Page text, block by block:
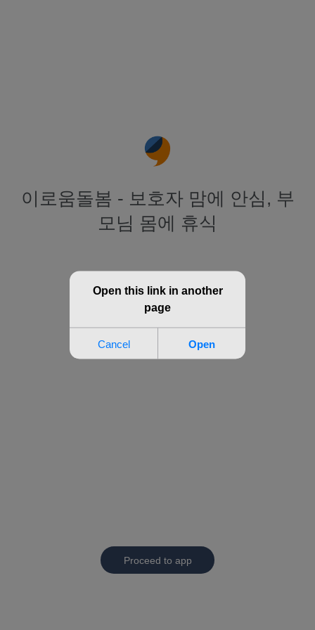
이로움돌봄 - 보호자 맘에 안심, 부
모님 몸에 휴식
Proceed to app